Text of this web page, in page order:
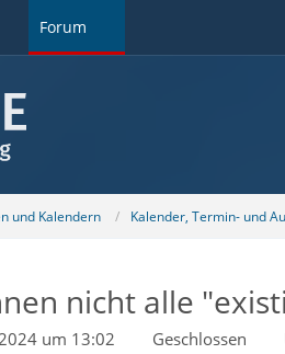
Forum
und Kalendern Kalender, Termin- und
nicht alle
um 13:02 Geschlossen